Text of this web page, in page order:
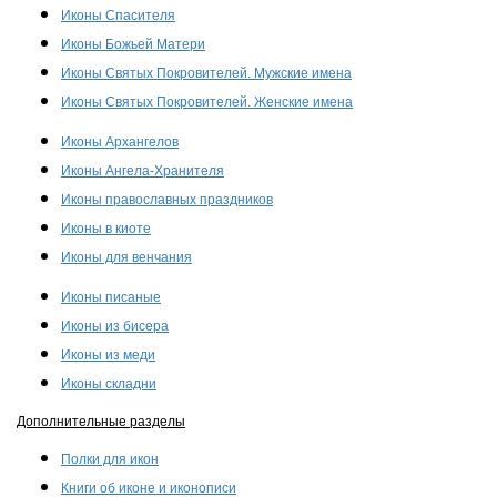
Иконы Спасителя
Иконы Божьей Матери
Иконы Святых Покровителей. Мужские имена
Иконы Святых Покровителей. Женские имена
Иконы Архангелов
Иконы Ангела-Хранителя
Иконы православных праздников
Иконы в киоте
Иконы для венчания
Иконы писаные
Иконы из бисера
Иконы из меди
Иконы складни
Дополнительные разделы
Полки для икон
Книги об иконе и иконописи